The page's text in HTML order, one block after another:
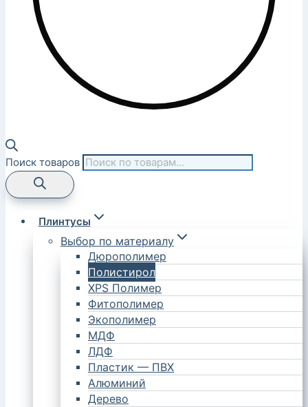
Поиск товаров
Плинтусы
Выбор по материалу
Дюрополимер
Полистирол
XPS Полимер
Фитополимер
Экополимер
МДФ
ЛДФ
Пластик — ПВХ
Алюминий
Дерево